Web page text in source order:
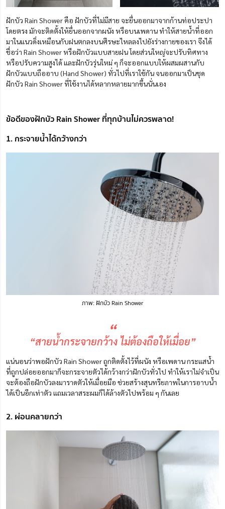
ฝักบัว Rain Shower คือ ฝักบัวที่ไม่มีสาย จะยื่นออกมาจากก้านท่อประปา
โดยตรง มักจะติดตั้งให้ยื่นออกจากผนัง หรือบนเพดาน ทำให้สายน้ำที่ออก
มาในแนวดิ่งเหมือนกับฝนตกลงบนศีรษะไหลลงไปยังร่างกายของเรา จึงได้
ชื่อว่า Rain Shower หรือฝักบัวแบบสายฝน โดยส่วนใหญ่จะปรับทิศทาง
หรือปรับความสูงได้ และฝักบัวรุ่นใหม่ ๆ ก็จะออกแบบให้ผสมผสานกับ
ฝักบัวแบบถืออาบ (Hand Shower) ทั่วไปที่เราใช้กัน จนออกมาเป็นชุด
ฝักบัว Rain Shower ที่ใช้งานได้หลากหลายมากขึ้นนั่นเอง
ข้อดีของฝักบัว Rain Shower ที่ทุกบ้านไม่ควรพลาด!
1. กระจายน้ำได้กว้างกว่า
ภาพ: ฝักบัว Rain Shower
“
“สายน้ำกระจายกว้าง ไม่ต้องถือให้เมื่อย”
แน่นอนว่าพอฝักบัว Rain Shower ถูกติดตั้งไว้ที่ผนัง หรือเพดาน กระแสน้ำ
ที่ถูกปล่อยออกมาก็จะกระจายตัวได้กว้างกว่าฝักบัวทั่วไป ทำให้เราไม่จำเป็น
จะต้องถือฝักบัวลงมาราดตัวให้เมื่อยมือ ช่วยสร้างสุนทรียภาพในการอาบน้ำ
ได้เป็นอีกเท่าตัว แถมเวลาสระผมก็ได้ล้างตัวไปพร้อม ๆ กันเลย
2. ผ่อนคลายกว่า